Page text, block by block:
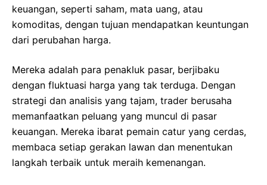
keuangan, seperti saham, mata uang, atau
komoditas, dengan tujuan mendapatkan keuntungan
dari perubahan harga.
Mereka adalah para penakluk pasar, berjibaku
dengan fluktuasi harga yang tak terduga. Dengan
strategi dan analisis yang tajam, trader berusaha
memanfaatkan peluang yang muncul di pasar
keuangan. Mereka ibarat pemain catur yang cerdas,
membaca setiap gerakan lawan dan menentukan
langkah terbaik untuk meraih kemenangan.